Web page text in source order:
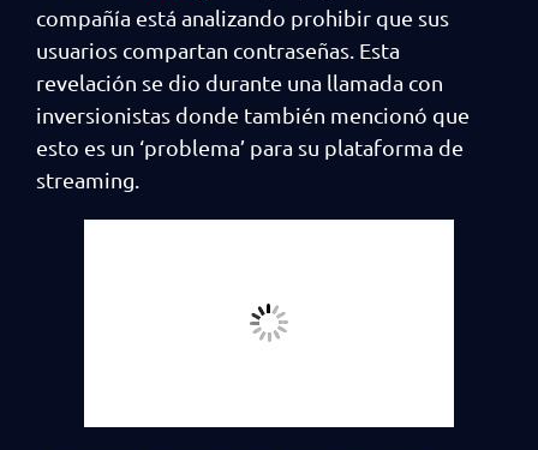
compañía está analizando prohibir que sus
usuarios compartan contraseñas. Esta
revelación se dio durante una llamada con
inversionistas donde también mencionó que
esto es un ‘problema’ para su plataforma de
streaming.